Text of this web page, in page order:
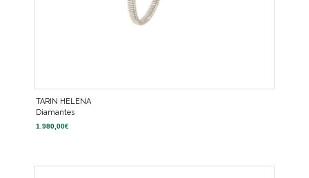
TARIN HELENA
Diamantes
1.980,00€